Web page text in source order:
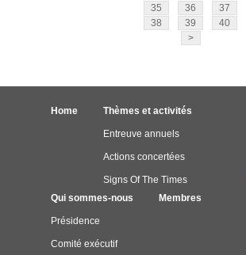
35
36
37
38
39
40
>
Home Thèmes et activités
Entreuve annuels
Actions concertées
Signs Of The Times
Qui sommes-nous
Présidence
Comité exécutif
Membres